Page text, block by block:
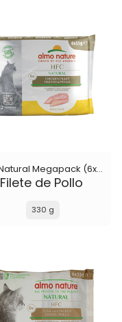
HFC Natural Megapack (6x55 g)
Filete de Pollo
330 g